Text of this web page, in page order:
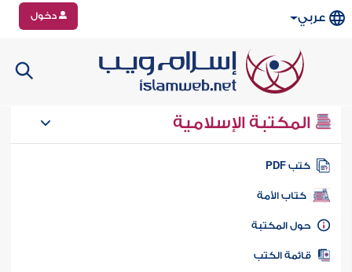
عربي دخول
المكتبة الإسلامية
كتب PDF
كتاب الأمة
المكتبة